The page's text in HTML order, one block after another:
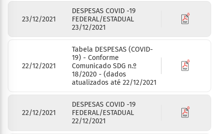
23/12/2021
DESPESAS COVID -19
FEDERAL/ESTADUAL
23/12/2021
22/12/2021
Tabela DESPESAS (COVID-
19) - Conforme
Comunicado SDG n.º
18/2020 - (dados
atualizados até 22/12/2021
22/12/2021
DESPESAS COVID -19
FEDERAL/ESTADUAL
22/12/2021